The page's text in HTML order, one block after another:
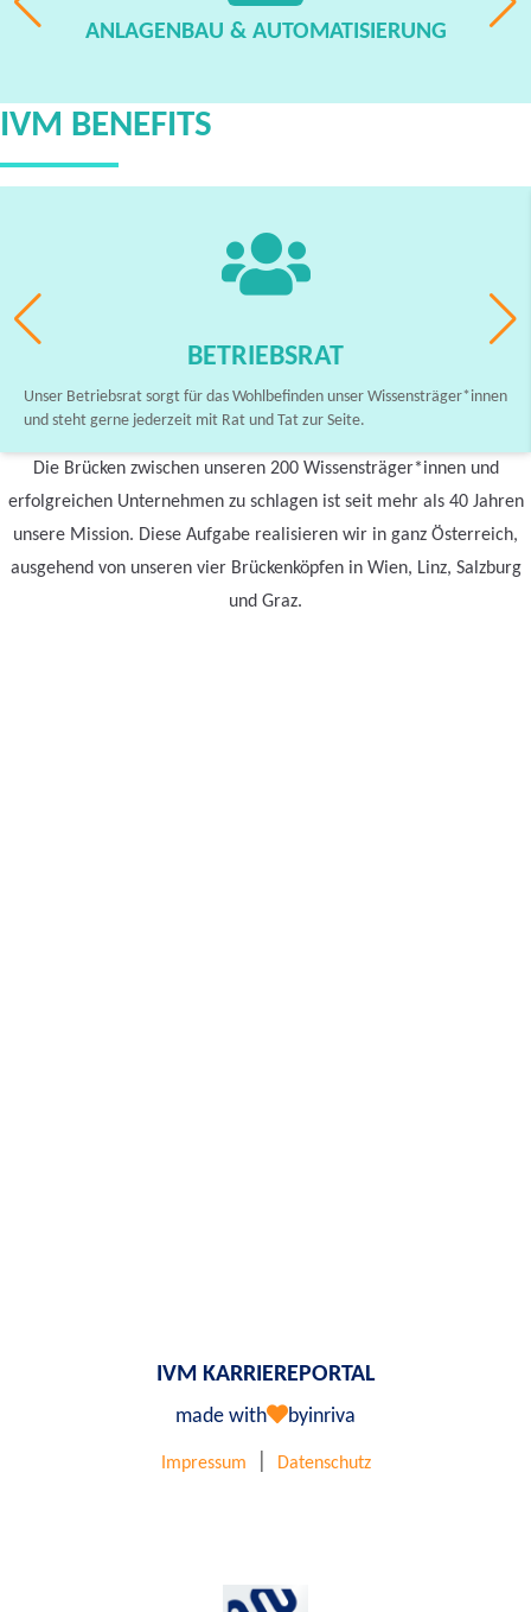
ANLAGENBAU & AUTOMATISIERUNG
IVM BENEFITS
BETRIEBSRAT
Unser Betriebsrat sorgt für das Wohlbefinden unser Wissensträger*innen
und steht gerne jederzeit mit Rat und Tat zur Seite.
Die Brücken zwischen unseren 200 Wissensträger*innen und
erfolgreichen Unternehmen zu schlagen ist seit mehr als 40 Jahren
unsere Mission. Diese Aufgabe realisieren wir in ganz Österreich,
ausgehend von unseren vier Brückenköpfen in Wien, Linz, Salzburg
und Graz.
IVM KARRIEREPORTAL
made with byinriva
Impressum Datenschutz